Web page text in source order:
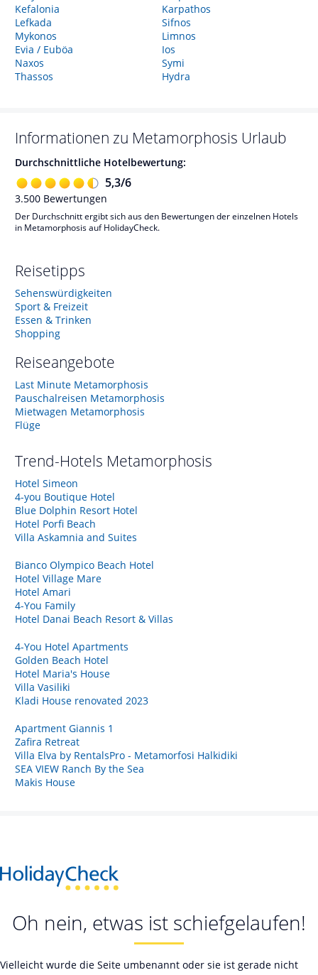
Kefalonia
Lefkada
Mykonos
Evia / Euböa
Naxos
Thassos
Karpathos
Sifnos
Limnos
Ios
Symi
Hydra
Informationen zu Metamorphosis Urlaub
Durchschnittliche Hotelbewertung:
5,3/6
3.500 Bewertungen
Der Durchschnitt ergibt sich aus den Bewertungen der einzelnen Hotels
in Metamorphosis auf HolidayCheck.
Reisetipps
Sehenswürdigkeiten
Sport & Freizeit
Essen & Trinken
Shopping
Reiseangebote
Last Minute Metamorphosis
Pauschalreisen Metamorphosis
Mietwagen Metamorphosis
Flüge
Trend-Hotels Metamorphosis
Hotel Simeon
4-you Boutique Hotel
Blue Dolphin Resort Hotel
Hotel Porfi Beach
Villa Askamnia and Suites
Bianco Olympico Beach Hotel
Hotel Village Mare
Hotel Amari
4-You Family
Hotel Danai Beach Resort & Villas
4-You Hotel Apartments
Golden Beach Hotel
Hotel Maria's House
Villa Vasiliki
Kladi House renovated 2023
Apartment Giannis 1
Zafira Retreat
Villa Elva by RentalsPro - Metamorfosi Halkidiki
SEA VIEW Ranch By the Sea
Makis House
Oh nein, etwas ist schiefgelaufen!
Vielleicht wurde die Seite umbenannt oder sie ist gerade nicht